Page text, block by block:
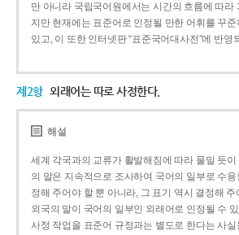
만 아니라 국립국어원에서는 시간의 흐름에 따라
지만 현재에는 표준어로 인정될 만한 어휘를 꾸
있고, 이 또한 인터넷판 “표준국어대사전”에 반영
제2항 외래어는 따로 사정한다.
해설
세계 각국과의 교류가 활발해짐에 따라 물밀 듯
의 말은 지속적으로 조사하여 국어의 일부로 수
정해 주어야 할 뿐 아니라, 그 표기 역시 결정해
외국의 말이 국어의 일부인 외래어로 인정될 수
사정 작업을 표준어 규정과는 별도로 한다는 사실